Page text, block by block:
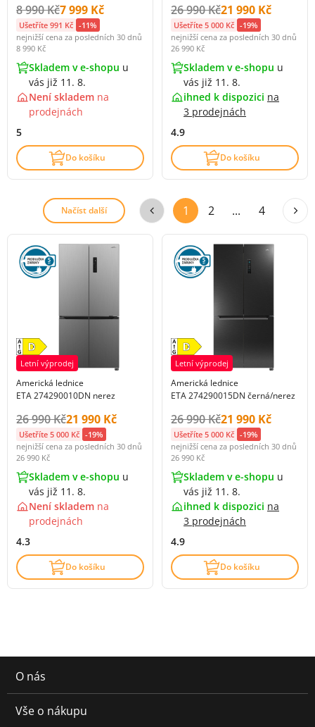
Původní cena s DPH:
8 990 KčCena s DPH:
7 999 Kč
Ušetříte 991 Kč -11%
nejnižší cena za posledních 30 dnů
8 990 Kč
Skladem v e-shopu u
vás již 11. 8.
Není skladem na
prodejnách
5
Do košíku
Původní cena s DPH:
26 990 KčCena s DPH:
21 990 Kč
Ušetříte 5 000 Kč -19%
nejnižší cena za posledních 30 dnů
26 990 Kč
Skladem v e-shopu u
vás již 11. 8.
ihned k dispozici na
3 prodejnách
4.9
Do košíku
Načíst další 1 2 ... 4
Letní výprodej
Americká lednice
ETA 274290010DN nerez
Původní cena s DPH:
26 990 KčCena s DPH:
21 990 Kč
Ušetříte 5 000 Kč -19%
nejnižší cena za posledních 30 dnů
26 990 Kč
Skladem v e-shopu u
vás již 11. 8.
Není skladem na
prodejnách
4.3
Do košíku
Letní výprodej
Americká lednice
ETA 274290015DN černá/nerez
Původní cena s DPH:
26 990 KčCena s DPH:
21 990 Kč
Ušetříte 5 000 Kč -19%
nejnižší cena za posledních 30 dnů
26 990 Kč
Skladem v e-shopu u
vás již 11. 8.
ihned k dispozici na
3 prodejnách
4.9
Do košíku
O nás
Vše o nákupu